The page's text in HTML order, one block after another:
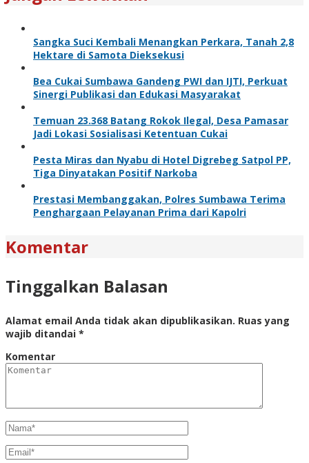
Sangka Suci Kembali Menangkan Perkara, Tanah 2,8
Hektare di Samota Dieksekusi
Bea Cukai Sumbawa Gandeng PWI dan IJTI, Perkuat
Sinergi Publikasi dan Edukasi Masyarakat
Temuan 23.368 Batang Rokok Ilegal, Desa Pamasar
Jadi Lokasi Sosialisasi Ketentuan Cukai
Pesta Miras dan Nyabu di Hotel Digrebeg Satpol PP,
Tiga Dinyatakan Positif Narkoba
Prestasi Membanggakan, Polres Sumbawa Terima
Penghargaan Pelayanan Prima dari Kapolri
Komentar
Tinggalkan Balasan
Alamat email Anda tidak akan dipublikasikan. Ruas yang
wajib ditandai *
Komentar